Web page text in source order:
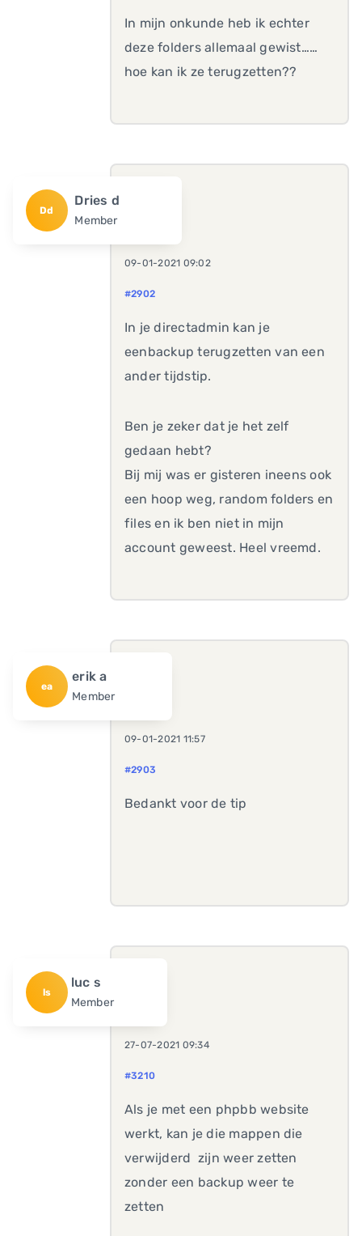
In mijn onkunde heb ik echter
deze folders allemaal gewist……
hoe kan ik ze terugzetten??
Dd
Dries d
Member
09-01-2021 09:02
#2902
In je directadmin kan je
eenbackup terugzetten van een
ander tijdstip.
Ben je zeker dat je het zelf
gedaan hebt?
Bij mij was er gisteren ineens ook
een hoop weg, random folders en
files en ik ben niet in mijn
account geweest. Heel vreemd.
ea
erik a
Member
09-01-2021 11:57
#2903
Bedankt voor de tip
ls
luc s
Member
27-07-2021 09:34
#3210
Als je met een phpbb website
werkt, kan je die mappen die
verwijderd zijn weer zetten
zonder een backup weer te
zetten